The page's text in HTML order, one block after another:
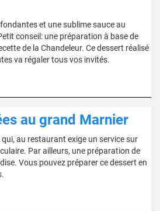
et une sublime sauce au
conseil: une préparation à base de
de la Chandeleur. Ce dessert réalisé
va régaler tous vos invités.
au grand Marnier
qui, au restaurant exige un service sur
Par ailleurs, une préparation de
Vous pouvez préparer ce dessert en